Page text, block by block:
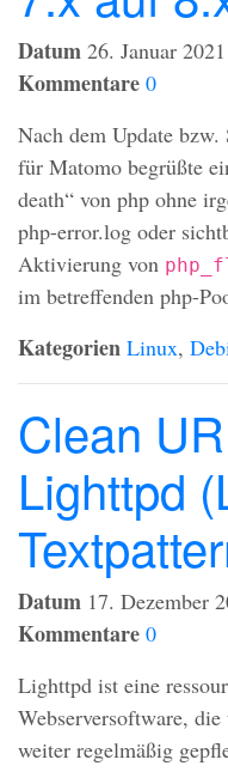
Datum 26. Januar 2021
Kommentare 0
Nach dem Update
für Matomo begrüßte
death“ von php ohne
php-error.log oder
Aktivierung von
im betreffenden php-
Kategorien Linux,
Clean
Lighttpd
Datum 17. Dezember
Kommentare 0
Lighttpd ist eine
Webserversoftware,
weiter regelmäßig